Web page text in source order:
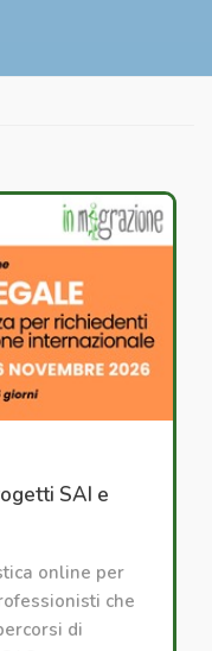
SAI e
online per
che
di